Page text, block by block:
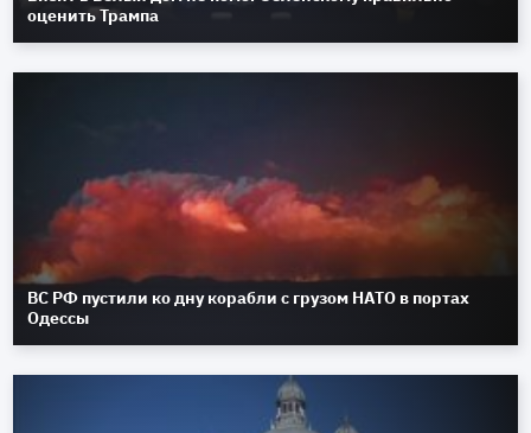
оценить Трампа
ВС РФ пустили ко дну корабли с грузом НАТО в портах
Одессы